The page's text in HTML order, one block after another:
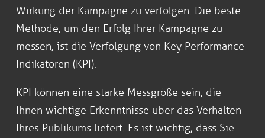
Wirkung der Kampagne zu verfolgen. Die beste
Methode, um den Erfolg Ihrer Kampagne zu
messen, ist die Verfolgung von Key Performance
Indikatoren (KPI).
KPI können eine starke Messgröße sein, die
Ihnen wichtige Erkenntnisse über das Verhalten
Ihres Publikums liefert. Es ist wichtig, dass Sie